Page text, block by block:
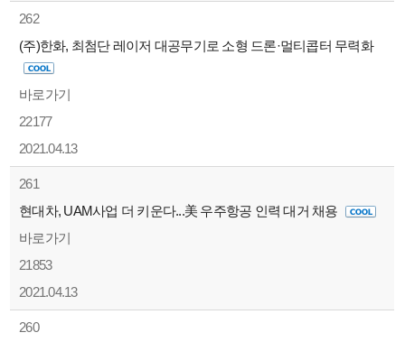
262
(주)한화, 최첨단 레이저 대공무기로 소형 드론·멀티콥터 무력화
바로가기
22177
2021.04.13
261
현대차, UAM사업 더 키운다...美 우주항공 인력 대거 채용
바로가기
21853
2021.04.13
260